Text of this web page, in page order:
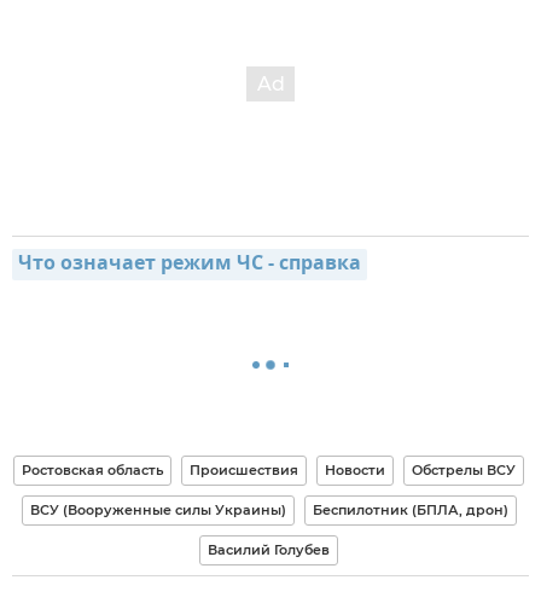
Что означает режим ЧС - справка
Ростовская область Происшествия Новости Обстрелы ВСУ
ВСУ (Вооруженные силы Украины) Беспилотник (БПЛА, дрон)
Василий Голубев